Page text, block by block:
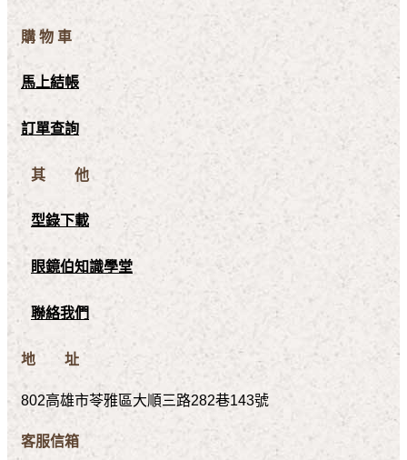
購 物 車
馬上結帳
訂單查詢
其 他
型錄下載
眼鏡伯知識學堂
聯絡我們
地 址
802高雄市苓雅區大順三路282巷143號
客服信箱